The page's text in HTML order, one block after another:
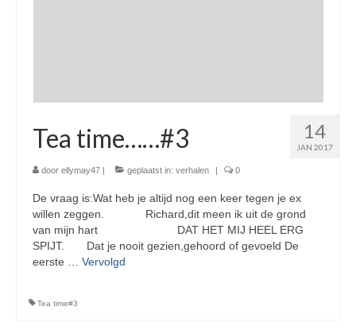
14
JAN 2017
Tea time……#3
door ellymay47 | geplaatst in: verhalen | 0
De vraag is:Wat heb je altijd nog een keer tegen je ex
willen zeggen. Richard,dit meen ik uit de grond
van mijn hart DAT HET MIJ HEEL ERG
SPIJT. Dat je nooit gezien,gehoord of gevoeld De
eerste … Vervolgd
Tea time#3